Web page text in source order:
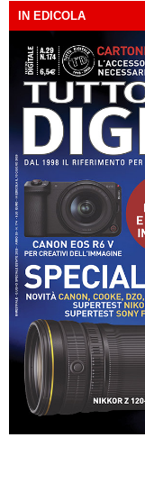
IN EDICOLA